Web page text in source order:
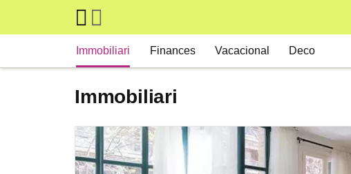
Skip to main content
Immobiliari Finances Vacacional Deco
Immobiliari